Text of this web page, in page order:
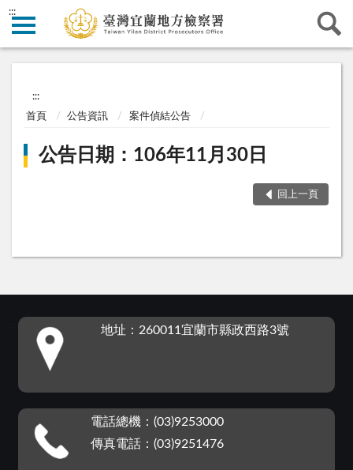
:::
:::
首頁 公告資訊 案件偵結公告
公告日期：106年11月30日
回上一頁
地址：260011宜蘭市縣政西路3號
電話總機：(03)9253000
傳真電話：(03)9251476